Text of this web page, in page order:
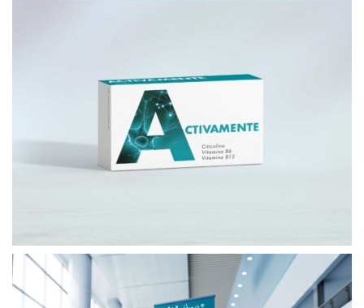
PACKAGING GALENICUM